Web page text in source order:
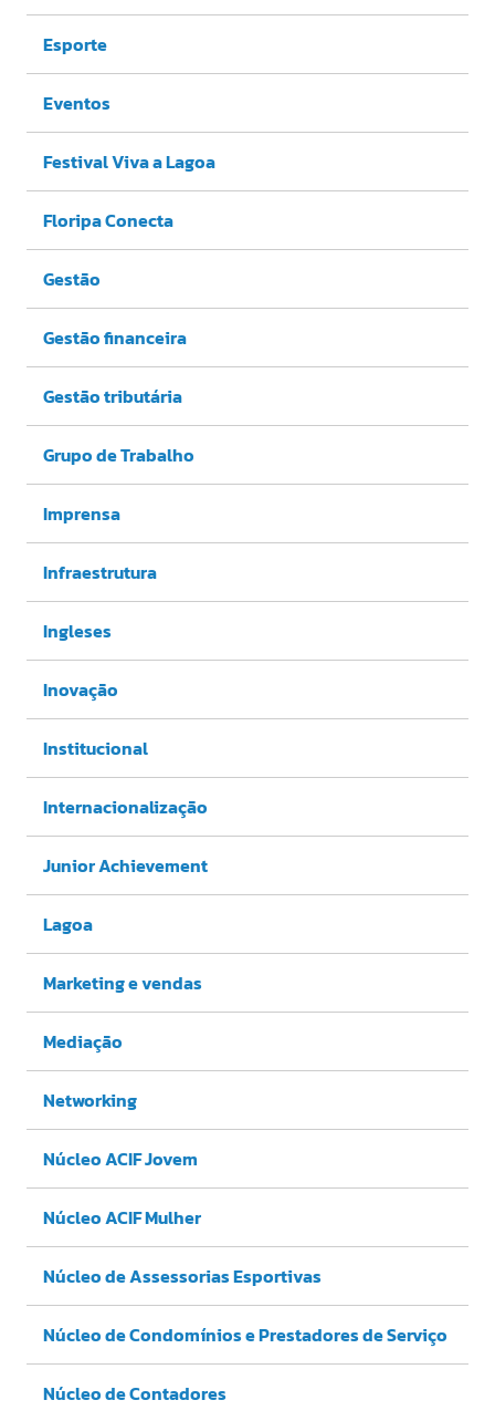
Esporte
Eventos
Festival Viva a Lagoa
Floripa Conecta
Gestão
Gestão financeira
Gestão tributária
Grupo de Trabalho
Imprensa
Infraestrutura
Ingleses
Inovação
Institucional
Internacionalização
Junior Achievement
Lagoa
Marketing e vendas
Mediação
Networking
Núcleo ACIF Jovem
Núcleo ACIF Mulher
Núcleo de Assessorias Esportivas
Núcleo de Condomínios e Prestadores de Serviço
Núcleo de Contadores